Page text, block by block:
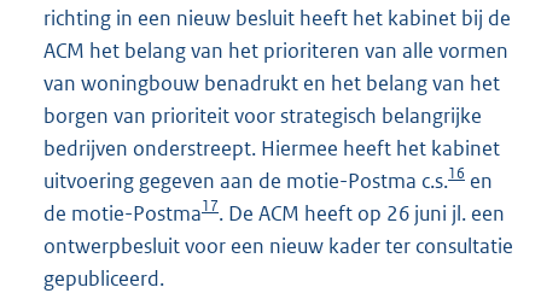
richting in een nieuw besluit heeft het kabinet bij de
ACM het belang van het prioriteren van alle vormen
van woningbouw benadrukt en het belang van het
borgen van prioriteit voor strategisch belangrijke
bedrijven onderstreept. Hiermee heeft het kabinet
uitvoering gegeven aan de motie-Postma c.s.16 en
de motie-Postma17. De ACM heeft op 26 juni jl. een
ontwerpbesluit voor een nieuw kader ter consultatie
gepubliceerd.